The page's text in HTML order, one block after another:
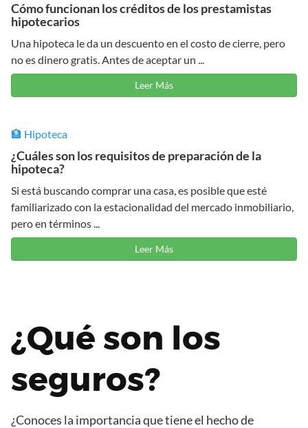
Cómo funcionan los créditos de los prestamistas
hipotecarios
Una hipoteca le da un descuento en el costo de cierre, pero
no es dinero gratis. Antes de aceptar un ...
Leer Más
🏦 Hipoteca
¿Cuáles son los requisitos de preparación de la
hipoteca?
Si está buscando comprar una casa, es posible que esté
familiarizado con la estacionalidad del mercado inmobiliario,
pero en términos ...
Leer Más
¿Qué son los
seguros?
¿Conoces la importancia que tiene el hecho de